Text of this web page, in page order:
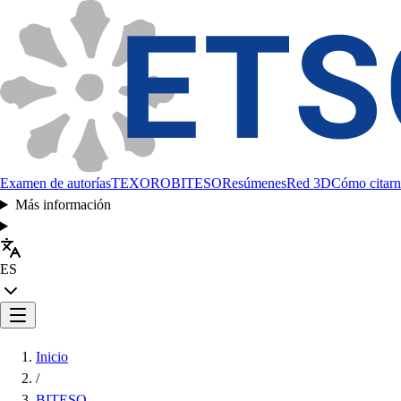
Examen de autoríasTEXOROBITESOResúmenesRed 3DCómo
Más información
ES
Inicio
/